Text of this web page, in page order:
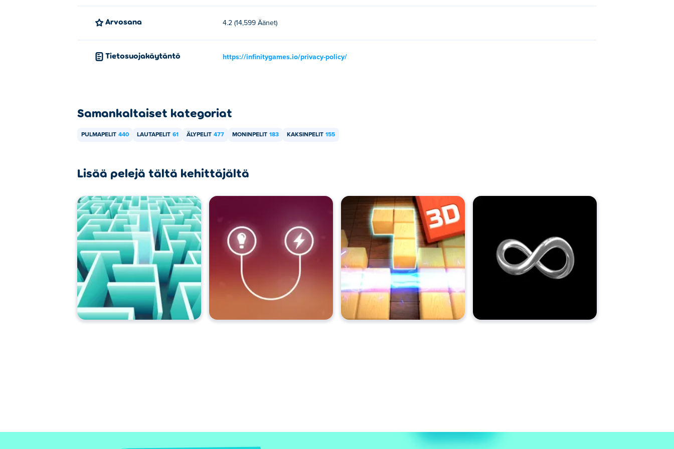
Arvosana 4.2 (14,599 Äänet)
Tietosuojakäytäntö https://infinitygames.io/privacy-policy/
Samankaltaiset kategoriat
PULMAPELIT 440 LAUTAPELIT 61 ÄLYPELIT 477 MONINPELIT 183 KAKSINPELIT 155
Lisää pelejä tältä kehittäjältä